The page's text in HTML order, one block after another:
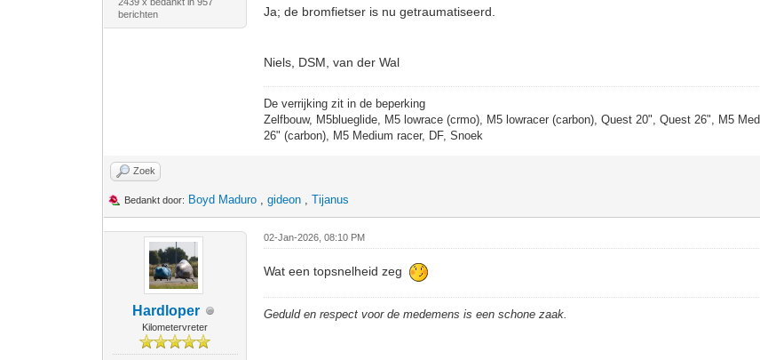
berichten
Ja; de bromfietser is nu getraumatiseerd.
Niels, DSM, van der Wal
De verrijking zit in de beperking
Zelfbouw, M5blueglide, M5 lowrace (crmo), M5 lowracer (carbon), Quest 20", Quest 26", M5
26" (carbon), M5 Medium racer, DF, Snoek
Zoek
Bedankt door: Boyd Maduro ,gideon ,Tijanus
Hardloper
Kilometervreter
02-Jan-2026, 08:10 PM
Wat een topsnelheid zeg
Geduld en respect voor de medemens is een schone zaak.